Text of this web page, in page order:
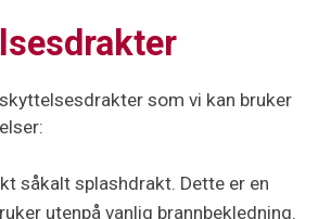
som vi kan bruker
såkalt splashdrakt. Dette er en
utenpå vanlig brannbekledning.